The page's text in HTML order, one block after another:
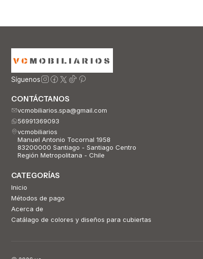
Síguenos
CONTÁCTANOS
vcmobiliarios.spa@gmail.com
56991369093
vcmobiliarios
Manuel Antonio Tocornal 1958
83200000 Santiago - Santiago Centro
Región Metropolitana - Chile
CATEGORÍAS
Inicio
Métodos de pago
Acerca de
Catálago de colores y diseños para cubiertas